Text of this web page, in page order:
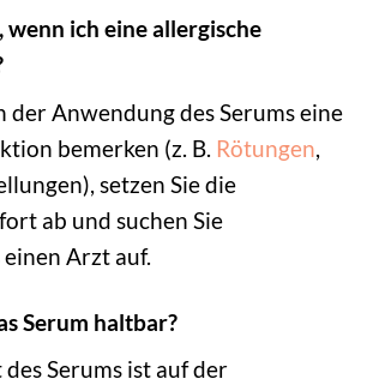
wenn ich eine allergische
der Anwendung des Serums eine
bemerken (z. B. Rötungen,
setzen Sie die
ab und suchen Sie
Arzt auf.
Serum haltbar?
Serums ist auf der